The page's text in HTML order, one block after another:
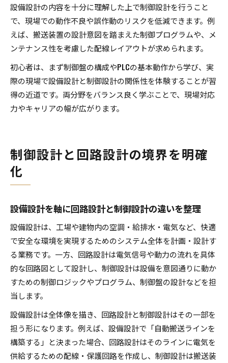
設備設計の内容を十分に理解した上で制御設計を行うこと
で、現場での動作不良や誤作動のリスクを低減できます。例
えば、搬送装置の設計意図を踏まえた制御プログラムや、メ
ンテナンス性を考慮した配線レイアウトが求められます。
初心者は、まず制御盤の構成やPLCの基本動作から学び、実
際の現場で設備設計と制御設計の関係性を体験することが習
得の近道です。両分野をバランス良く学ぶことで、現場対応
力やキャリアの幅が広がります。
制御設計と回路設計の境界を明確
化
設備設計を軸に回路設計と制御設計の違いを整理
設備設計は、工場や建物内の空調・給排水・電気など、快適
で安全な環境を実現するためのシステム全体を計画・設計す
る業務です。一方、回路設計は電気信号や動力の流れを具体
的な回路図として設計し、制御設計は設備を意図通りに動か
すための制御ロジックやプログラム、制御盤の設計などを担
当します。
設備設計は全体像を描き、回路設計と制御設計はその一部を
担う形になります。例えば、設備設計で「自動搬送ラインを
構築する」と決まった場合、回路設計はそのラインに電気を
供給するための配線・保護回路を作成し、制御設計は搬送装